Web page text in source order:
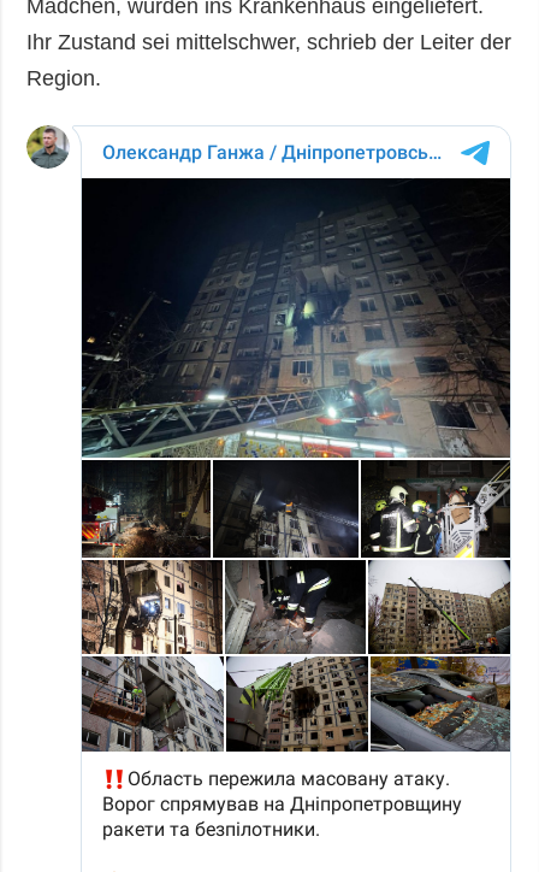
Mädchen, wurden ins Krankenhaus eingeliefert.
Ihr Zustand sei mittelschwer, schrieb der Leiter der
Region.